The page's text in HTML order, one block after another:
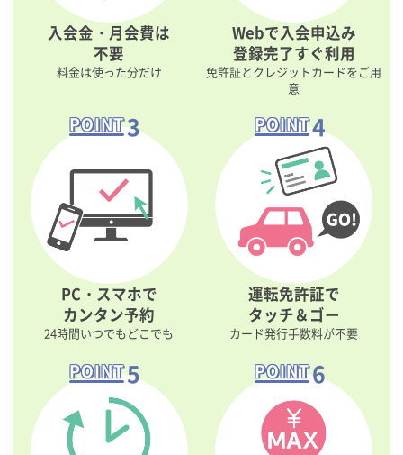
入会金・月会費は
不要
料金は使った分だけ
Webで入会申込み
登録完了すぐ利用
免許証とクレジットカードをご用
意
POINT3
PC・スマホで
カンタン予約
24時間いつでもどこでも
POINT4
運転免許証で
タッチ＆ゴー
カード発行手数料が不要
POINT5 POINT6